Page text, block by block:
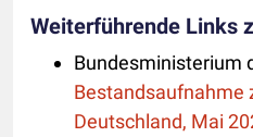
Weiterführende Links
Bundesministerium
Bestandsaufnahme
Deutschland, Mai